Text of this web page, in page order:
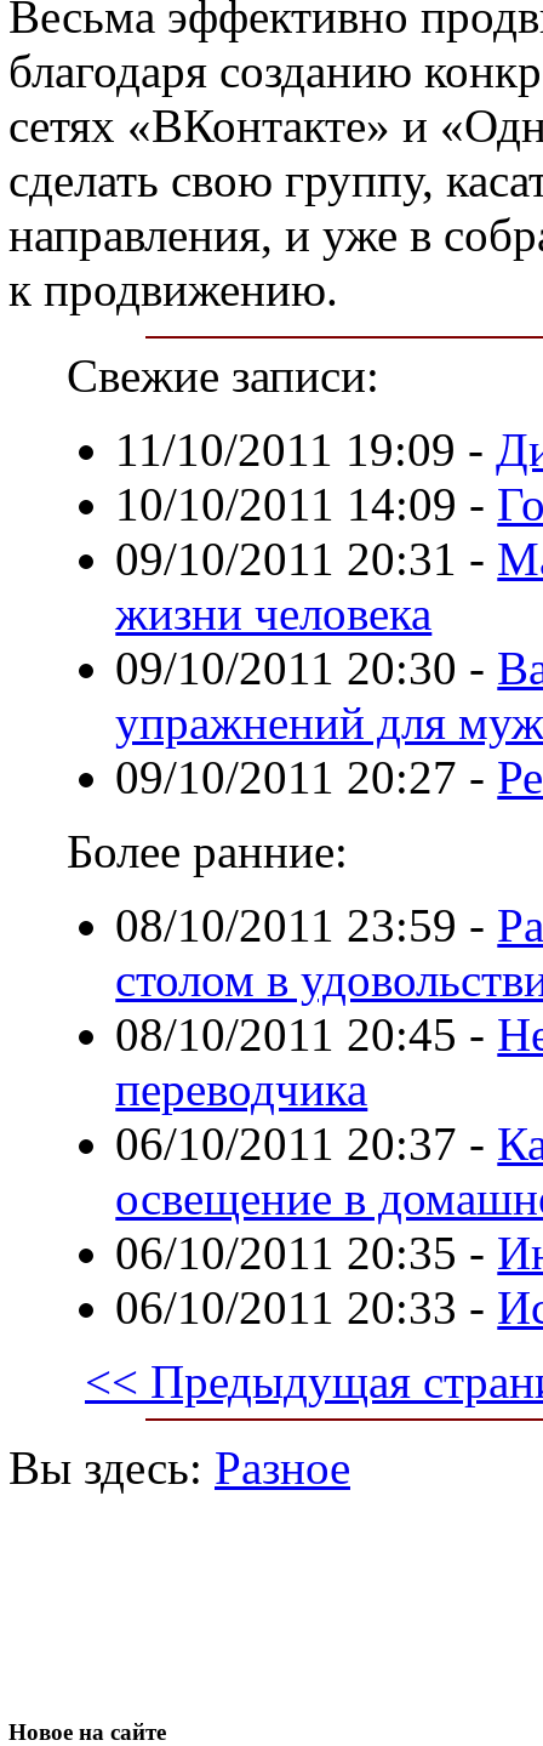
Весьма эффективно
благодаря созданию
сетях «ВКонтакте» и
сделать свою группу,
направления, и уже в
к продвижению.
Свежие записи:
11/10/2011 19:09 -
10/10/2011 14:09 -
09/10/2011 20:31 -
жизни человека
09/10/2011 20:30 -
упражнений для
09/10/2011 20:27 -
Более ранние:
08/10/2011 23:59 -
столом в
08/10/2011 20:45 -
переводчика
06/10/2011 20:37 -
освещение в
06/10/2011 20:35 -
06/10/2011 20:33 -
<< Предыдущая
Вы здесь: Разное
Новое на сайте